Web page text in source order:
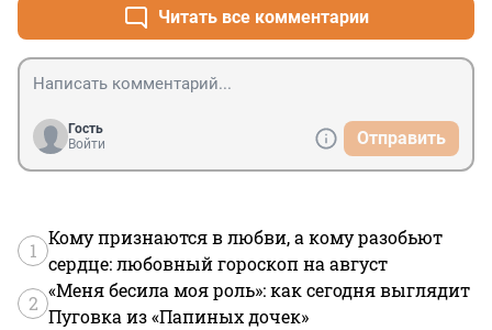
от персика. Традиция такая.Читать все комментарии
Гость
Войти
Отправить
1
Кому признаются в любви, а кому разобьют
сердце: любовный гороскоп на август
2
«Меня бесила моя роль»: как сегодня выглядит
Пуговка из «Папиных дочек»